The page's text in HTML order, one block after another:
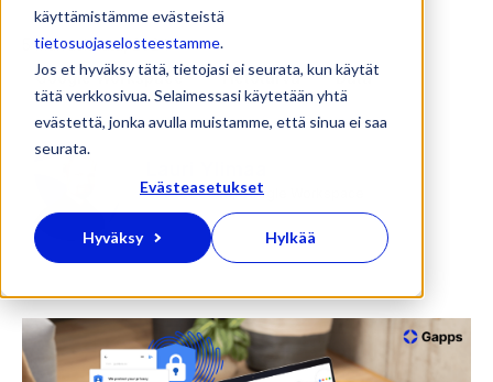
käyttämistämme evästeistä
tietosuojaselosteestamme.
Jos et hyväksy tätä, tietojasi ei seurata, kun käytät
tätä verkkosivua. Selaimessasi käytetään yhtä
evästettä, jonka avulla muistamme, että sinua ei saa
seurata.
Evästeasetukset
Hyväksy Hylkää
5 marraskuuta, 2024
Google Workspace
Tietoturva Data
Service Lead, Google Workspace